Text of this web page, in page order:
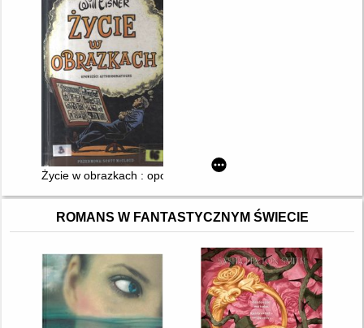
Życie w obrazkach : opowieści autobiograficzne
ROMANS W FANTASTYCZNYM ŚWIECIE